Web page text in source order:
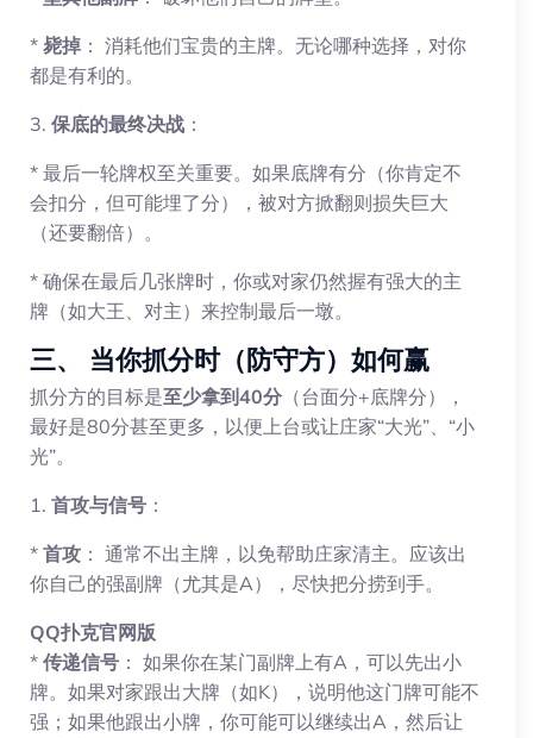
* 毙掉 ： 消耗他们宝贵的主牌。无论哪种选择，对你
都是有利的。
3. 保底的最终决战 ：
* 最后一轮牌权至关重要。如果底牌有分（你肯定不
会扣分，但可能埋了分），被对方掀翻则损失巨大
（还要翻倍）。
* 确保在最后几张牌时，你或对家仍然握有强大的主
牌（如大王、对主）来控制最后一墩。
三、 当你抓分时（防守方）如何赢
抓分方的目标是至少拿到40分 （台面分+底牌分），
最好是80分甚至更多，以便上台或让庄家“大光”、“小
光”。
1. 首攻与信号 ：
* 首攻 ： 通常不出主牌，以免帮助庄家清主。应该出
你自己的强副牌（尤其是A），尽快把分捞到手。
QQ扑克官网版
* 传递信号 ： 如果你在某门副牌上有A，可以先出小
牌。如果对家跟出大牌（如K），说明他这门牌可能不
强；如果他跟出小牌，你可能可以继续出A，然后让